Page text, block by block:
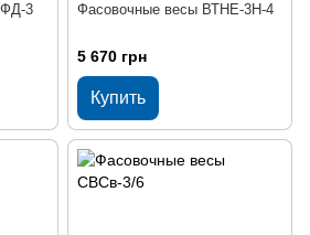
3 Фасовочные весы ВТНЕ-3Н-4
5 670 грн
Купить